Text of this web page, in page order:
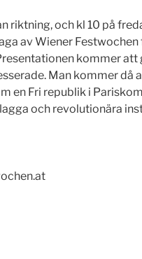
riktning, och kl 10 på
av Wiener
kommer att
Man kommer då
en Fri republik i
och revolutionära